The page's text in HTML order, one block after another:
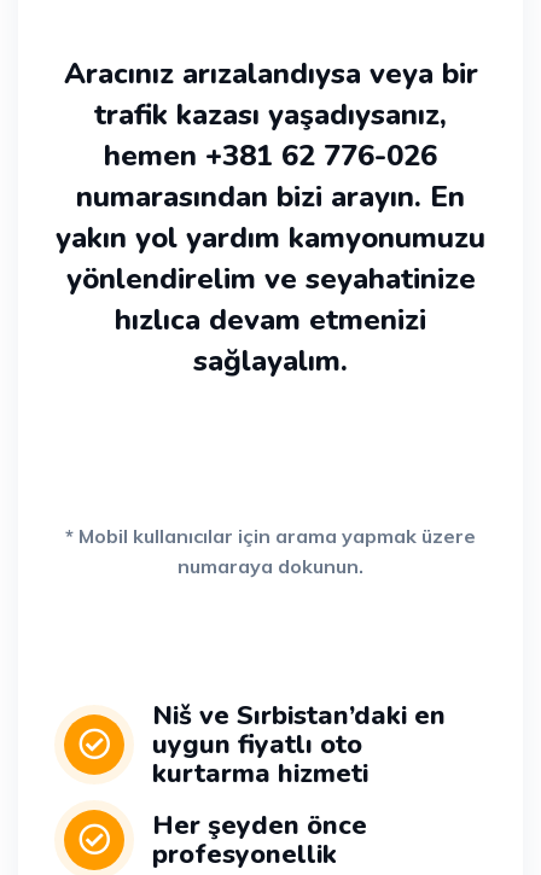
Aracınız arızalandıysa veya bir
trafik kazası yaşadıysanız,
hemen +381 62 776-026
numarasından bizi arayın. En
yakın yol yardım kamyonumuzu
yönlendirelim ve seyahatinize
hızlıca devam etmenizi
sağlayalım.
* Mobil kullanıcılar için arama yapmak üzere
numaraya dokunun.
Niš ve Sırbistan’daki en
uygun fiyatlı oto
kurtarma hizmeti
Her şeyden önce
profesyonellik